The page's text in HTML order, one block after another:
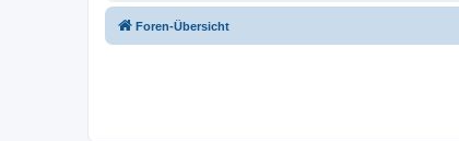
Foren-Übersicht